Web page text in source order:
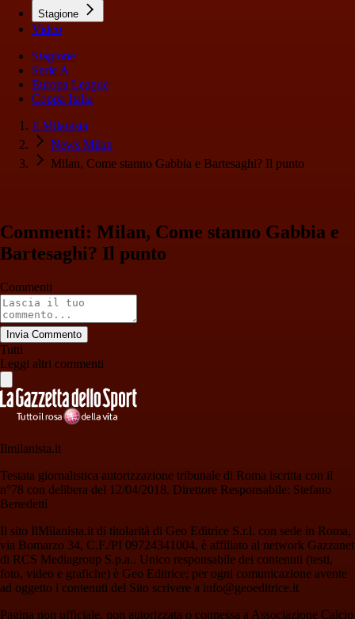
Stagione
Video
Stagione
Serie A
Europa League
Coppa Italia
Il Milanista
News Milan
Milan, Come stanno Gabbia e Bartesaghi? Il punto
Commenti: Milan, Come stanno Gabbia e
Bartesaghi? Il punto
Commenti
Invia Commento
Tutti
Leggi altri commenti
Ilmilanista.it
Testata giornalistica autorizzazione tribunale di Roma iscritta con il
n°78 con delibera del 12/04/2018. Direttore Responsabile: Stefano
Benedetti
Il sito IlMilanista.it di titolarità di Geo Editrice S.r.l. con sede in Roma,
via Bomarzo 34, C.F./PI 09724341004, è affiliato al network Gazzanet
di RCS Mediagroup S.p.a.. Unico responsabile dei contenuti (testi,
foto, video e grafiche) è Geo Editrice; per ogni comunicazione avente
ad oggetto i contenuti del Sito scrivere a info@geoeditrice.it
Pagina non ufficiale, non autorizzata o connessa a Associazione Calcio